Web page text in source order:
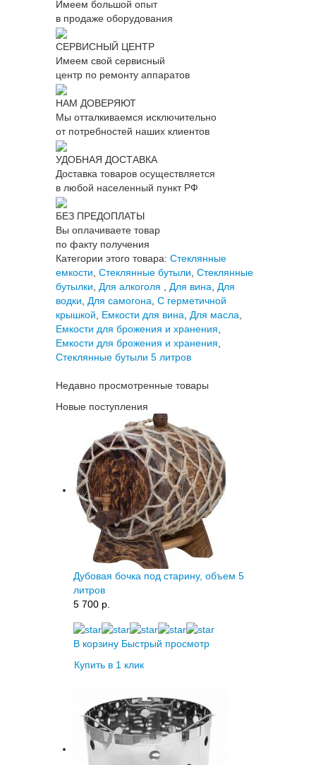
Имеем большой опыт
в продаже оборудования
СЕРВИСНЫЙ ЦЕНТР
Имеем свой сервисный
центр по ремонту аппаратов
НАМ ДОВЕРЯЮТ
Мы отталкиваемся исключительно
от потребностей наших клиентов
УДОБНАЯ ДОСТАВКА
Доставка товаров осуществляется
в любой населенный пункт РФ
БЕЗ ПРЕДОПЛАТЫ
Вы оплачиваете товар
по факту получения
Категории этого товара: Стеклянные
емкости Стеклянные бутыли Стеклянные
бутылки
Для алкоголя Для вина
Для
водки
Для самогона С герметичной
крышкой
Емкости для вина Для масла
Емкости для брожения и хранения
Емкости для брожения и хранения
Стеклянные бутыли 5 литров
Недавно просмотренные товары
Новые поступления
Дубовая бочка под старину, объем 5
литров
5 700 p.
В корзину Быстрый просмотр
Купить в 1 клик